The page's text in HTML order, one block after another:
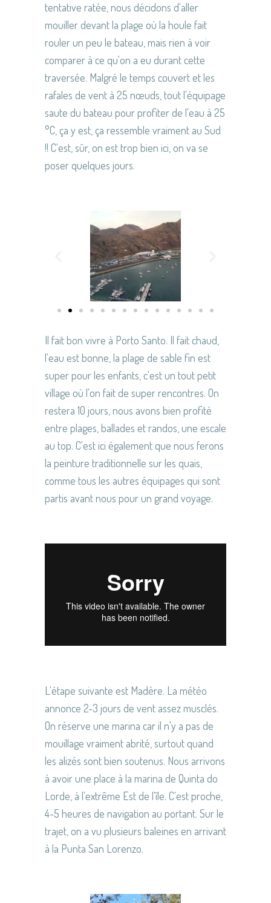
tentative ratée, nous décidons d'aller
mouiller devant la plage où la houle fait
rouler un peu le bateau, mais rien à voir
comparer à ce qu'on a eu durant cette
traversée. Malgré le temps couvert et les
rafales de vent à 25 nœuds, tout l'équipage
saute du bateau pour profiter de l'eau à 25
°C, ça y est, ça ressemble vraiment au Sud
!! C'est, sûr, on est trop bien ici, on va se
poser quelques jours.
Il fait bon vivre à Porto Santo. Il fait chaud,
l'eau est bonne, la plage de sable fin est
super pour les enfants, c'est un tout petit
village où l'on fait de super rencontres. On
restera 10 jours, nous avons bien profité
entre plages, ballades et randos, une escale
au top. C'est ici également que nous ferons
la peinture traditionnelle sur les quais,
comme tous les autres équipages qui sont
partis avant nous pour un grand voyage.
L'étape suivante est Madère. La météo
annonce 2-3 jours de vent assez musclés.
On réserve une marina car il n'y a pas de
mouillage vraiment abrité, surtout quand
les alizés sont bien soutenus. Nous arrivons
à avoir une place à la marina de Quinta do
Lorde, à l'extrême Est de l'île. C'est proche,
4-5 heures de navigation au portant. Sur le
trajet, on a vu plusieurs baleines en arrivant
à la Punta San Lorenzo.